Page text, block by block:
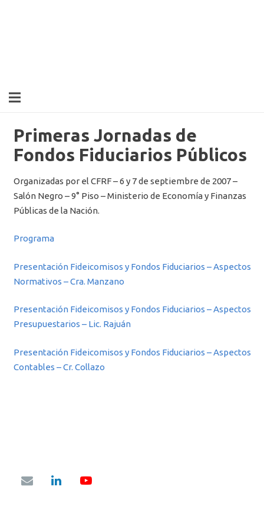
Primeras Jornadas de
Fondos Fiduciarios Públicos
Organizadas por el CFRF – 6 y 7 de septiembre de 2007 –
Salón Negro – 9° Piso – Ministerio de Economía y Finanzas
Públicas de la Nación.
Programa
Presentación Fideicomisos y Fondos Fiduciarios – Aspectos
Normativos – Cra. Manzano
Presentación Fideicomisos y Fondos Fiduciarios – Aspectos
Presupuestarios – Lic. Rajuán
Presentación Fideicomisos y Fondos Fiduciarios – Aspectos
Contables – Cr. Collazo